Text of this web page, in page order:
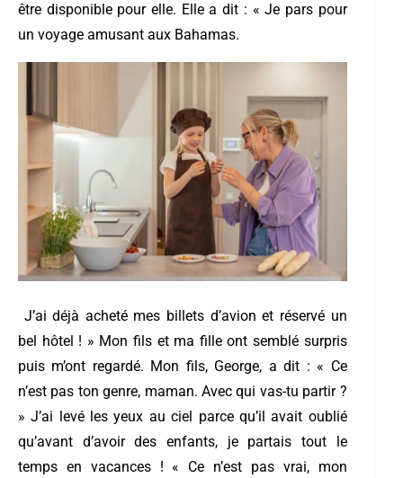
être disponible pour elle. Elle a dit : « Je pars pour
un voyage amusant aux Bahamas.
J’ai déjà acheté mes billets d’avion et réservé un
bel hôtel ! » Mon fils et ma fille ont semblé surpris
puis m’ont regardé. Mon fils, George, a dit : « Ce
n’est pas ton genre, maman. Avec qui vas-tu partir ?
» J’ai levé les yeux au ciel parce qu’il avait oublié
qu’avant d’avoir des enfants, je partais tout le
temps en vacances ! « Ce n’est pas vrai, mon